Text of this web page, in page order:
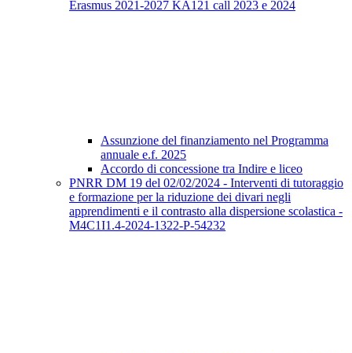
Erasmus 2021-2027 KA121 call 2023 e 2024
Assunzione del finanziamento nel Programma
annuale e.f. 2025
Accordo di concessione tra Indire e liceo
PNRR DM 19 del 02/02/2024 - Interventi di tutoraggio
e formazione per la riduzione dei divari negli
apprendimenti e il contrasto alla dispersione scolastica -
M4C1I1.4-2024-1322-P-54232